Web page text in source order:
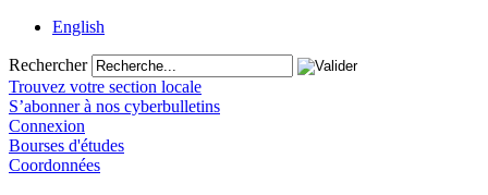
English
Rechercher
Trouvez votre section locale
S’abonner à nos cyberbulletins
Connexion
Bourses d'études
Coordonnées